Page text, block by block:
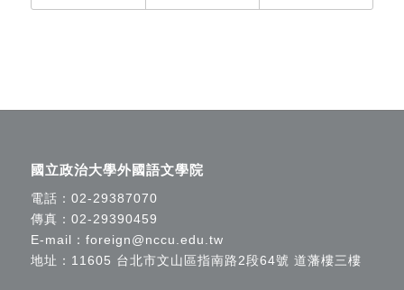
國立政治大學外國語文學院
電話： 02-29387070
傳真：02-29390459
E-mail： foreign@nccu.edu.tw
地址：11605 台北市文山區指南路2段64號 道藩樓三樓